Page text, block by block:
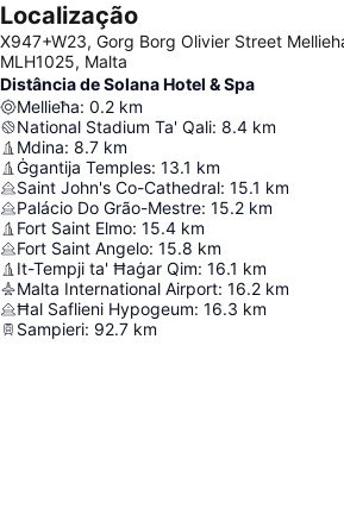
Localização
X947+W23, Gorg Borg Olivier Street
MLH1025, Malta
Distância de Solana Hotel & Spa
Mellieħa: 0.2 km
National Stadium Ta' Qali: 8.4 km
Mdina: 8.7 km
Ġgantija Temples: 13.1 km
Saint John's Co-Cathedral: 15.1 km
Palácio Do Grão-Mestre: 15.2 km
Fort Saint Elmo: 15.4 km
Fort Saint Angelo: 15.8 km
It-Tempji ta' Ħaġar Qim: 16.1 km
Malta International Airport: 16.2 km
Ħal Saflieni Hypogeum: 16.3 km
Sampieri: 92.7 km